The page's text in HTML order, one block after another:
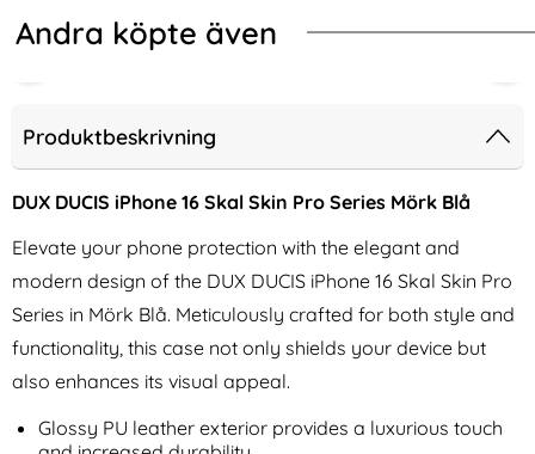
Andra köpte även
iPad 9.7" (2017) / (2018) -
Slimfit Tri-Fold Fodral - Mörk
Blå
Art. nr 1209
Slimfit Tri-Fold Fodral - Ljus
Blå
Art. nr 1208
Produktbeskrivning
DUX DUCIS iPhone 16 Skal Skin Pro Series Mörk Blå
Elevate your phone protection with the elegant and
modern design of the DUX DUCIS iPhone 16 Skal Skin Pro
Series in Mörk Blå. Meticulously crafted for both style and
functionality, this case not only shields your device but
also enhances its visual appeal.
Glossy PU leather exterior provides a luxurious touch